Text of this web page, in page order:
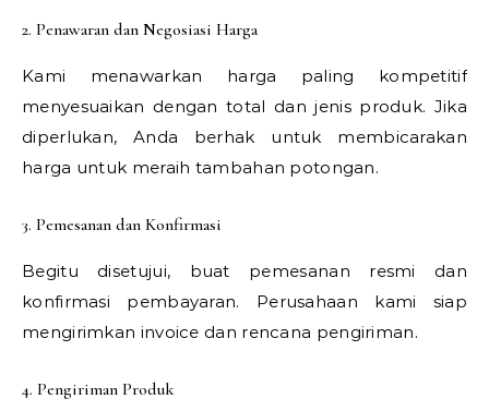
2. Penawaran dan Negosiasi Harga
Kami menawarkan harga paling kompetitif
menyesuaikan dengan total dan jenis produk. Jika
diperlukan, Anda berhak untuk membicarakan
harga untuk meraih tambahan potongan.
3. Pemesanan dan Konfirmasi
Begitu disetujui, buat pemesanan resmi dan
konfirmasi pembayaran. Perusahaan kami siap
mengirimkan invoice dan rencana pengiriman.
4. Pengiriman Produk